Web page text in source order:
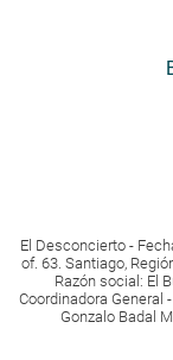
El Desconcierto -
of. 63. Santiago,
Razón social: El
Coordinadora General
Gonzalo Badal